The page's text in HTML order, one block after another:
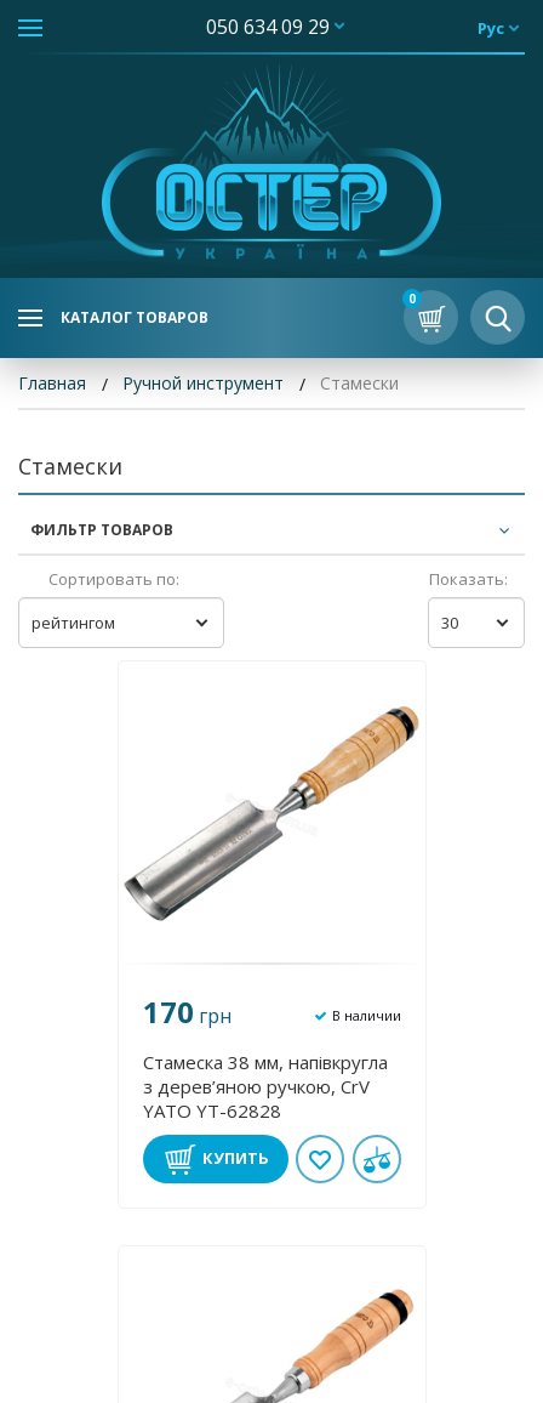
050 634 09 29 Рус
КАТАЛОГ ТОВАРОВ
0
Главная Ручной инструмент Стамески
ФИЛЬТР ТОВАРОВ
Стамески
Сортировать по:
рейтингом
Показать:
30
170 грн В наличии
Стамеска 38 мм, напівкругла
з дерев’яною ручкою, CrV
YATO YT-62828
КУПИТЬ